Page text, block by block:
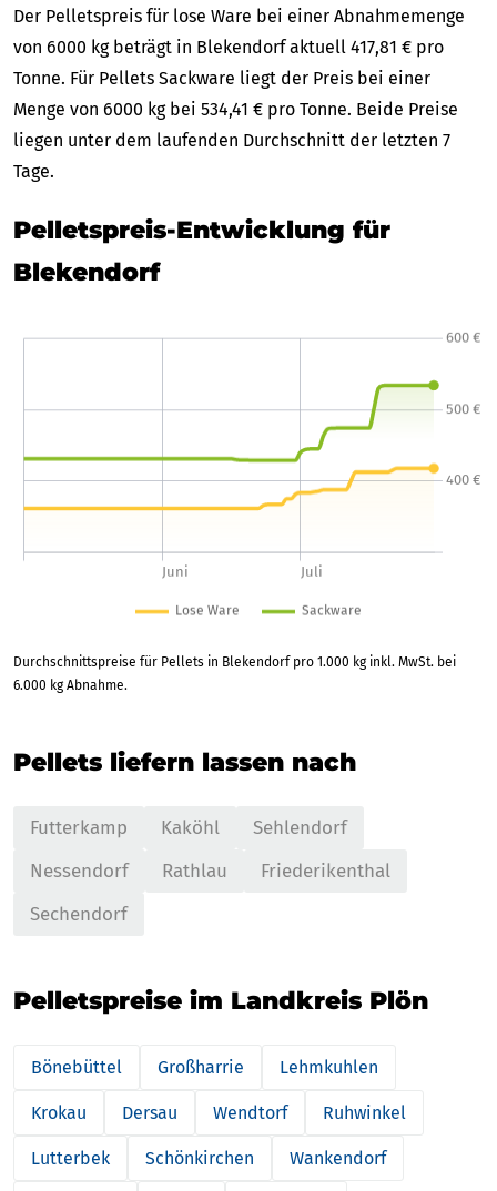
Der Pelletspreis für lose Ware bei einer Abnahmemenge
von 6000 kg beträgt in Blekendorf aktuell 417,81 € pro
Tonne. Für Pellets Sackware liegt der Preis bei einer
Menge von 6000 kg bei 534,41 € pro Tonne. Beide Preise
liegen unter dem laufenden Durchschnitt der letzten 7
Tage.
Pelletspreis-Entwicklung für
Blekendorf
Durchschnittspreise für Pellets in Blekendorf pro 1.000 kg inkl. MwSt. bei
6.000 kg Abnahme.
Pellets liefern lassen nach
Futterkamp Kaköhl
Sehlendorf
Nessendorf
Rathlau
Friederikenthal
Sechendorf
Pelletspreise im Landkreis Plön
Bönebüttel Großharrie Lehmkuhlen
Krokau Dersau Wendtorf Ruhwinkel
Lutterbek Schönkirchen Wankendorf